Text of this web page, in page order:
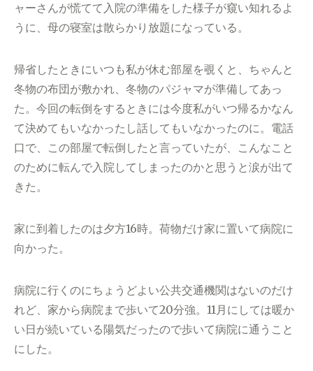
ャーさんが慌てて入院の準備をした様子が窺い知れるよ
うに、母の寝室は散らかり放題になっている。
帰省したときにいつも私が休む部屋を覗くと、ちゃんと
冬物の布団が敷かれ、冬物のパジャマが準備してあっ
た。今回の転倒をするときには今度私がいつ帰るかなん
て決めてもいなかったし話してもいなかったのに。電話
口で、この部屋で転倒したと言っていたが、こんなこと
のために転んで入院してしまったのかと思うと涙が出て
きた。
家に到着したのは夕方16時。荷物だけ家に置いて病院に
向かった。
病院に行くのにちょうどよい公共交通機関はないのだけ
れど、家から病院まで歩いて20分強。11月にしては暖か
い日が続いている陽気だったので歩いて病院に通うこと
にした。